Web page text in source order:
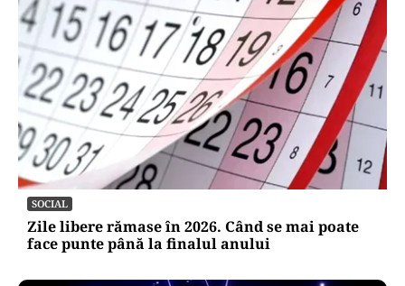
SOCIAL
Zile libere rămase în 2026. Când se mai poate
face punte până la finalul anului